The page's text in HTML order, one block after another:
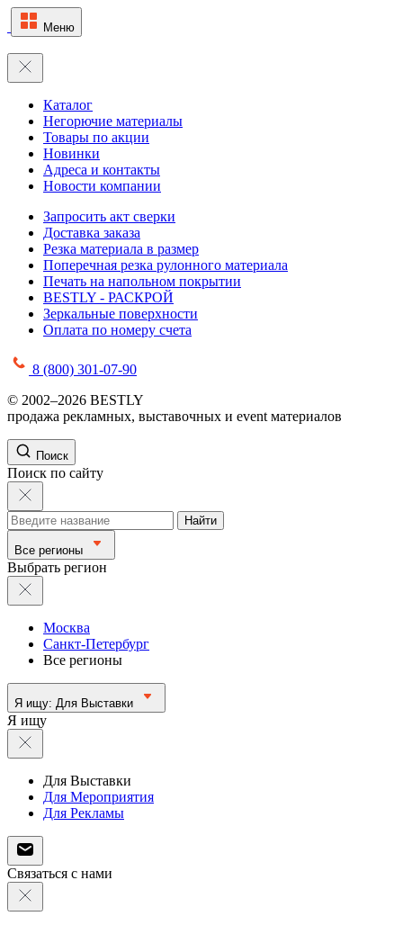
Меню
Каталог
Негорючие материалы
Товары по акции
Новинки
Адреса и контакты
Новости компании
Запросить акт сверки
Доставка заказа
Резка материала в размер
Поперечная резка рулонного материала
Печать на напольном покрытии
BESTLY - РАСКРОЙ
Зеркальные поверхности
Оплата по номеру счета
8 (800) 301-07-90
© 2002–2026 BESTLY
продажа рекламных, выставочных и event материалов
Поиск
Поиск по сайту
Найти
Все регионы
Выбрать регион
Москва
Санкт-Петербург
Все регионы
Я ищу: Для Выставки
Я ищу
Для Выставки
Для Мероприятия
Для Рекламы
Связаться с нами